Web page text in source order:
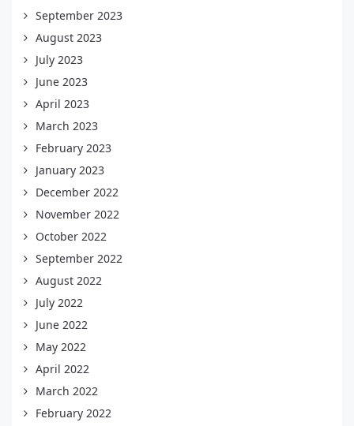
September 2023
August 2023
July 2023
June 2023
April 2023
March 2023
February 2023
January 2023
December 2022
November 2022
October 2022
September 2022
August 2022
July 2022
June 2022
May 2022
April 2022
March 2022
February 2022